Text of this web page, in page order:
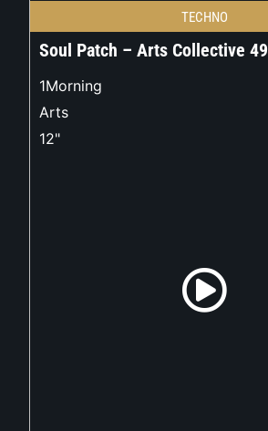
TECHNO
Soul Patch – Arts Collective 49
1Morning
Arts
12"